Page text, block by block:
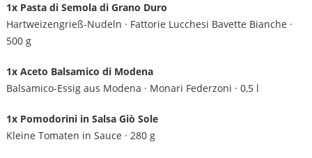
1x Pasta di Semola di Grano Duro
Hartweizengrieß-Nudeln · Fattorie Lucchesi Bavette Bianche ·
500 g
1x Aceto Balsamico di Modena
Balsamico-Essig aus Modena · Monari Federzoni · 0,5 l
1x Pomodorini in Salsa Giò Sole
Kleine Tomaten in Sauce · 280 g